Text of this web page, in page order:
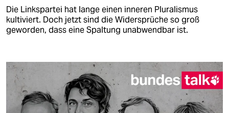
Die Linkspartei hat lange einen inneren Pluralismus
kultiviert. Doch jetzt sind die Widersprüche so groß
geworden, dass eine Spaltung unabwendbar ist.